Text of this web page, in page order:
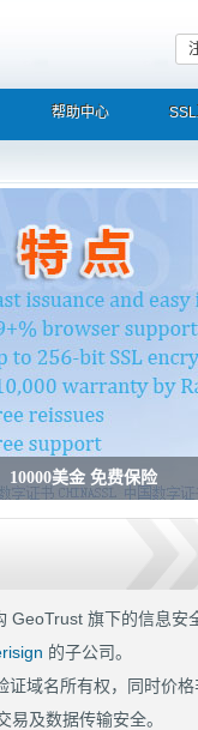
帮助中心
买多年
GeoTrust 旗下的信息安
的子公司。
证域名所有权，同时价
及数据传输安全。